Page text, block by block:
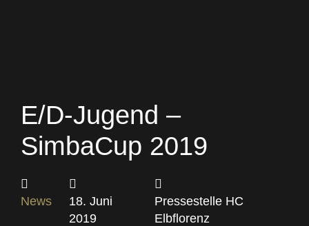
E/D-Jugend –
SimbaCup 2019
News
18. Juni
2019
Pressestelle HC
Elbflorenz